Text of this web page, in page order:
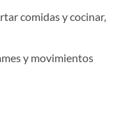
comidas y cocinar,
y movimientos